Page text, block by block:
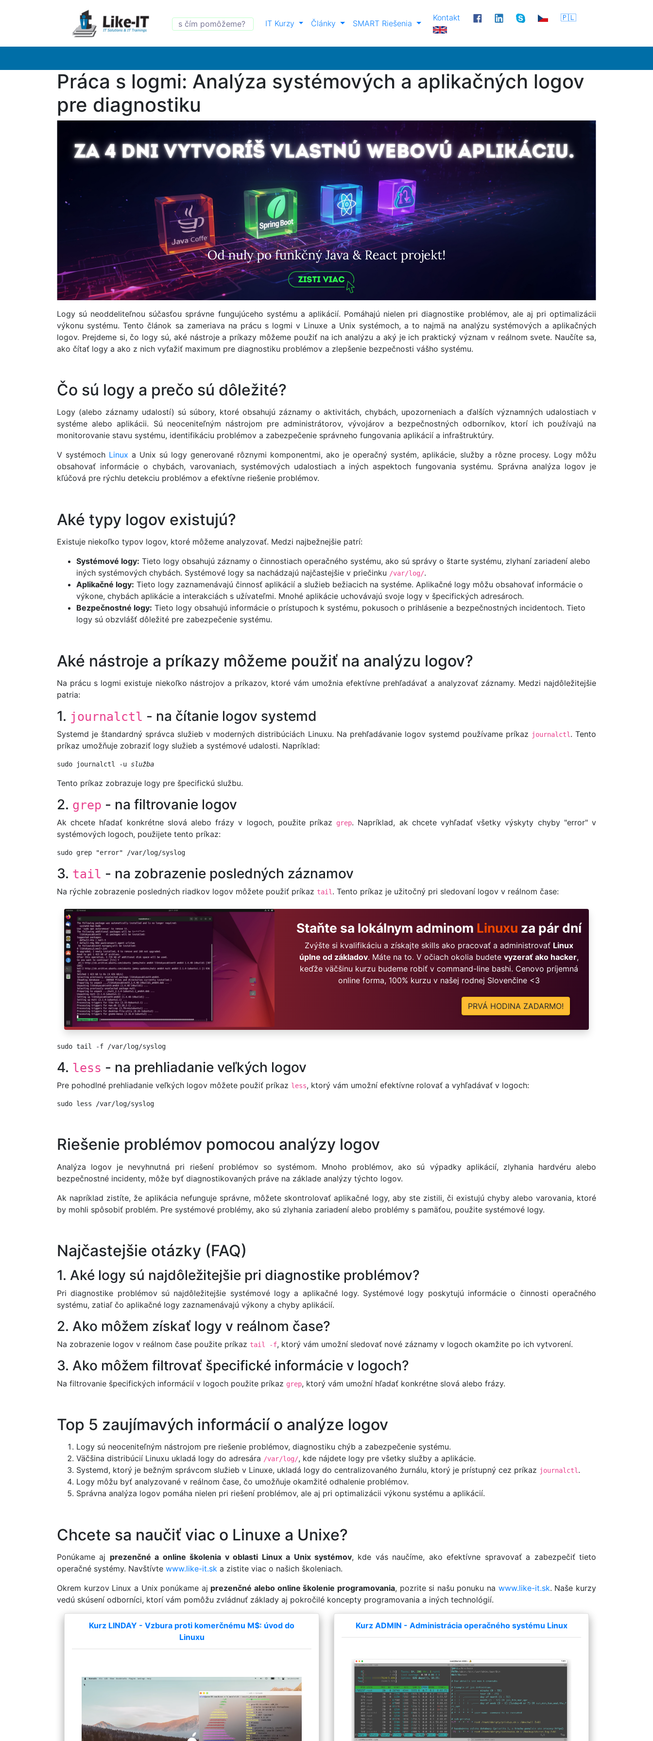
IT Kurzy Články SMART Riešenia
Kontakt 🇵🇱
Práca s logmi: Analýza systémových a aplikačných logov
pre diagnostiku
Logy sú neoddeliteľnou súčasťou správne fungujúceho systému a aplikácií. Pomáhajú nielen pri diagnostike problémov, ale aj pri optimalizácii
výkonu systému. Tento článok sa zameriava na prácu s logmi v Linuxe a Unix systémoch, a to najmä na analýzu systémových a aplikačných
logov. Prejdeme si, čo logy sú, aké nástroje a príkazy môžeme použiť na ich analýzu a aký je ich praktický význam v reálnom svete. Naučíte sa,
ako čítať logy a ako z nich vyťažiť maximum pre diagnostiku problémov a zlepšenie bezpečnosti vášho systému.
Čo sú logy a prečo sú dôležité?
Logy (alebo záznamy udalostí) sú súbory, ktoré obsahujú záznamy o aktivitách, chybách, upozorneniach a ďalších významných udalostiach v
systéme alebo aplikácii. Sú neoceniteľným nástrojom pre administrátorov, vývojárov a bezpečnostných odborníkov, ktorí ich používajú na
monitorovanie stavu systému, identifikáciu problémov a zabezpečenie správneho fungovania aplikácií a infraštruktúry.
V systémoch Linux a Unix sú logy generované rôznymi komponentmi, ako je operačný systém, aplikácie, služby a rôzne procesy. Logy môžu
obsahovať informácie o chybách, varovaniach, systémových udalostiach a iných aspektoch fungovania systému. Správna analýza logov je
kľúčová pre rýchlu detekciu problémov a efektívne riešenie problémov.
Aké typy logov existujú?
Existuje niekoľko typov logov, ktoré môžeme analyzovať. Medzi najbežnejšie patrí:
Systémové logy: Tieto logy obsahujú záznamy o činnostiach operačného systému, ako sú správy o štarte systému, zlyhaní zariadení alebo
iných systémových chybách. Systémové logy sa nachádzajú najčastejšie v priečinku /var/log/.
Aplikačné logy: Tieto logy zaznamenávajú činnosť aplikácií a služieb bežiacich na systéme. Aplikačné logy môžu obsahovať informácie o
výkone, chybách aplikácie a interakciách s užívateľmi. Mnohé aplikácie uchovávajú svoje logy v špecifických adresároch.
Bezpečnostné logy: Tieto logy obsahujú informácie o prístupoch k systému, pokusoch o prihlásenie a bezpečnostných incidentoch. Tieto
logy sú obzvlášť dôležité pre zabezpečenie systému.
Aké nástroje a príkazy môžeme použiť na analýzu logov?
Na prácu s logmi existuje niekoľko nástrojov a príkazov, ktoré vám umožnia efektívne prehľadávať a analyzovať záznamy. Medzi najdôležitejšie
patria:
1. journalctl - na čítanie logov systemd
Systemd je štandardný správca služieb v moderných distribúciách Linuxu. Na prehľadávanie logov systemd používame príkaz journalctl . Tento
príkaz umožňuje zobraziť logy služieb a systémové udalosti. Napríklad:
sudo journalctl -u služba
Tento príkaz zobrazuje logy pre špecifickú službu.
2. grep - na filtrovanie logov
Ak chcete hľadať konkrétne slová alebo frázy v logoch, použite príkaz grep. Napríklad, ak chcete vyhľadať všetky výskyty chyby "error" v
systémových logoch, použijete tento príkaz:
sudo grep "error" /var/log/syslog
3. tail - na zobrazenie posledných záznamov
Na rýchle zobrazenie posledných riadkov logov môžete použiť príkaz tail . Tento príkaz je užitočný pri sledovaní logov v reálnom čase:
Staňte sa lokálnym adminom Linuxu za pár dní
Zvýšte si kvalifikáciu a získajte skills ako pracovať a administrovať Linux
úplne od základov. Máte na to. V očiach okolia budete vyzerať ako hacker,
keďže väčšinu kurzu budeme robiť v command-line bashi. Cenovo príjemná
online forma, 100% kurzu v našej rodnej Slovenčine <3
PRVÁ HODINA ZADARMO!
sudo tail -f /var/log/syslog
4. less - na prehliadanie veľkých logov
Pre pohodlné prehliadanie veľkých logov môžete použiť príkaz less, ktorý vám umožní efektívne rolovať a vyhľadávať v logoch:
sudo less /var/log/syslog
Riešenie problémov pomocou analýzy logov
Analýza logov je nevyhnutná pri riešení problémov so systémom. Mnoho problémov, ako sú výpadky aplikácií, zlyhania hardvéru alebo
bezpečnostné incidenty, môže byť diagnostikovaných práve na základe analýzy týchto logov.
Ak napríklad zistíte, že aplikácia nefunguje správne, môžete skontrolovať aplikačné logy, aby ste zistili, či existujú chyby alebo varovania, ktoré
by mohli spôsobiť problém. Pre systémové problémy, ako sú zlyhania zariadení alebo problémy s pamäťou, použite systémové logy.
Najčastejšie otázky (FAQ)
1. Aké logy sú najdôležitejšie pri diagnostike problémov?
Pri diagnostike problémov sú najdôležitejšie systémové logy a aplikačné logy. Systémové logy poskytujú informácie o činnosti operačného
systému, zatiaľ čo aplikačné logy zaznamenávajú výkony a chyby aplikácií.
2. Ako môžem získať logy v reálnom čase?
Na zobrazenie logov v reálnom čase použite príkaz tail -f, ktorý vám umožní sledovať nové záznamy v logoch okamžite po ich vytvorení.
3. Ako môžem filtrovať špecifické informácie v logoch?
Na filtrovanie špecifických informácií v logoch použite príkaz grep, ktorý vám umožní hľadať konkrétne slová alebo frázy.
Top 5 zaujímavých informácií o analýze logov
Logy sú neoceniteľným nástrojom pre riešenie problémov, diagnostiku chýb a zabezpečenie systému.
Väčšina distribúcií Linuxu ukladá logy do adresára /var/log/, kde nájdete logy pre všetky služby a aplikácie.
Systemd, ktorý je bežným správcom služieb v Linuxe, ukladá logy do centralizovaného žurnálu, ktorý je prístupný cez príkaz journalctl.
Logy môžu byť analyzované v reálnom čase, čo umožňuje okamžité odhalenie problémov.
Správna analýza logov pomáha nielen pri riešení problémov, ale aj pri optimalizácii výkonu systému a aplikácií.
Chcete sa naučiť viac o Linuxe a Unixe?
Ponúkame aj prezenčné a online školenia v oblasti Linux a Unix systémov, kde vás naučíme, ako efektívne spravovať a zabezpečiť tieto
operačné systémy. Navštívte www.like-it.sk a zistite viac o našich školeniach.
Okrem kurzov Linux a Unix ponúkame aj prezenčné alebo online školenie programovania, pozrite si našu ponuku na www.like-it.sk. Naše kurzy
vedú skúsení odborníci, ktorí vám pomôžu zvládnuť základy aj pokročilé koncepty programovania a iných technológií.
Kurz LINDAY - Vzbura proti komerčnému M$: úvod do
Linuxu
Kurz ADMIN - Administrácia operačného systému Linux